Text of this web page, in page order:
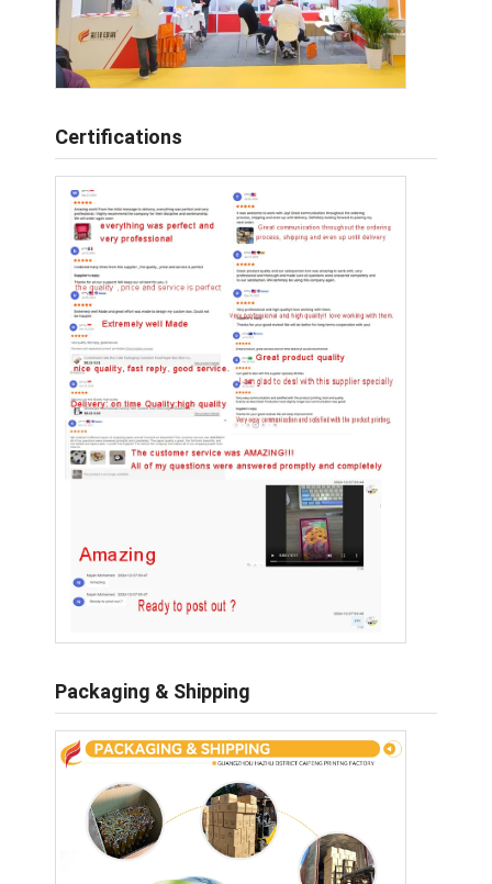
Certifications
Packaging & Shipping